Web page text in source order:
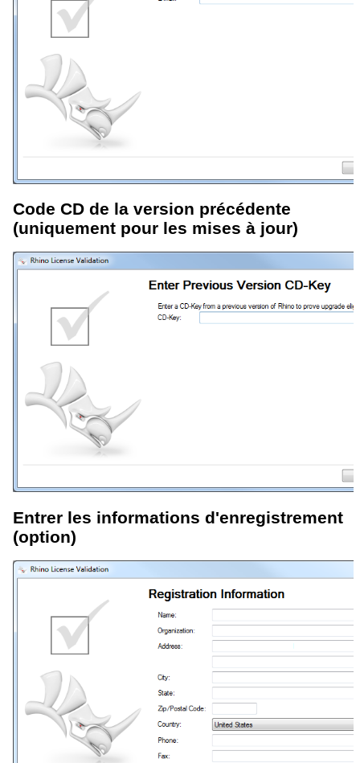
Code CD de la version précédente
(uniquement pour les mises à jour)
Entrer les informations d'enregistrement
(option)